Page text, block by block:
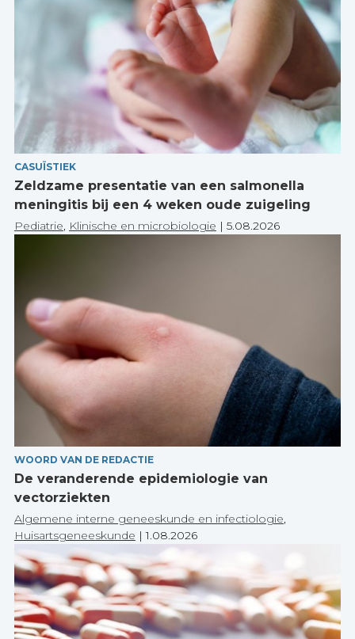
CASUÏSTIEK
Zeldzame presentatie van een salmonella
meningitis bij een 4 weken oude zuigeling
Pediatrie, Klinische en microbiologie | 5.08.2026
WOORD VAN DE REDACTIE
De veranderende epidemiologie van
vectorziekten
Algemene interne geneeskunde en infectiologie,
Huisartsgeneeskunde |1.08.2026